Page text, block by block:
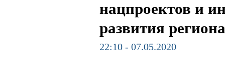
нацпроектов и
развития
22:10 - 07.05.2020